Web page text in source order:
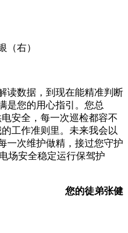
右）
数据，到现在能精准判断
您的用心指引。您总
安全，每一次巡检都容不
工作准则里。未来我会以
一次维护做精，接过您守护
场安全稳定运行保驾护
您的徒弟张健